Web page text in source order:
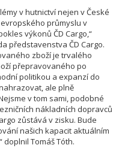
v hutnictví nejen v České
průmyslu v
výkonů ČD Cargo,“
představenstva ČD Cargo.
zboží je trvalého
přepravovaného po
politikou a expanzí do
ale plně
v tom sami, podobné
nákladních dopravců
zůstává v zisku. Bude
našich kapacit aktuálním
Tomáš Tóth.